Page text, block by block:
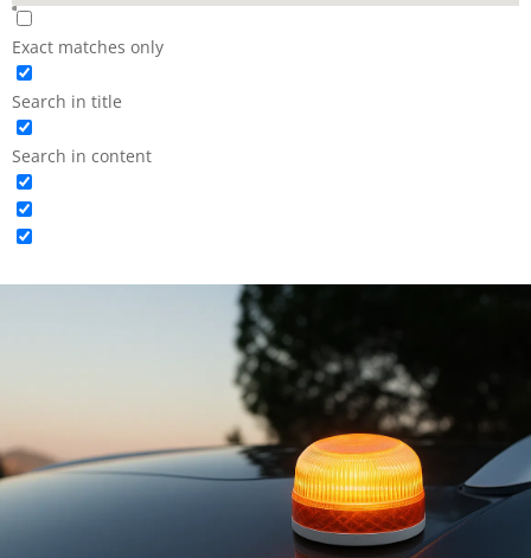
Exact matches only
Search in title
Search in content